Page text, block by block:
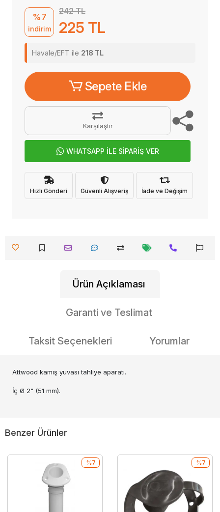
%7
indirim
242 TL
225 TL
Havale/EFT ile 218 TL
Sepete Ekle
Karşılaştır
WHATSAPP İLE SİPARİŞ VER
Hızlı Gönderi Güvenli Alışveriş İade ve Değişim
Ürün Açıklaması
Garanti ve Teslimat
Taksit Seçenekleri Yorumlar
Attwood kamış yuvası tahliye aparatı.
İç Ø 2" (51 mm).
Benzer Ürünler
%7 %7